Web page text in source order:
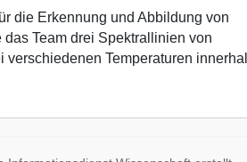
die Erkennung und Abbildung von
Team drei Spektrallinien von
verschiedenen Temperaturen